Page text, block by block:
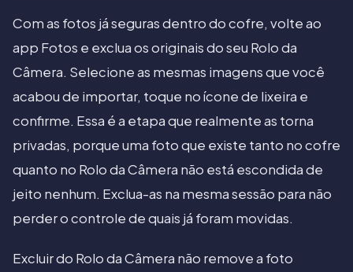
Com as fotos já seguras dentro do cofre, volte ao
app Fotos e exclua os originais do seu Rolo da
Câmera. Selecione as mesmas imagens que você
acabou de importar, toque no ícone de lixeira e
confirme. Essa é a etapa que realmente as torna
privadas, porque uma foto que existe tanto no cofre
quanto no Rolo da Câmera não está escondida de
jeito nenhum. Exclua-as na mesma sessão para não
perder o controle de quais já foram movidas.
Excluir do Rolo da Câmera não remove a foto